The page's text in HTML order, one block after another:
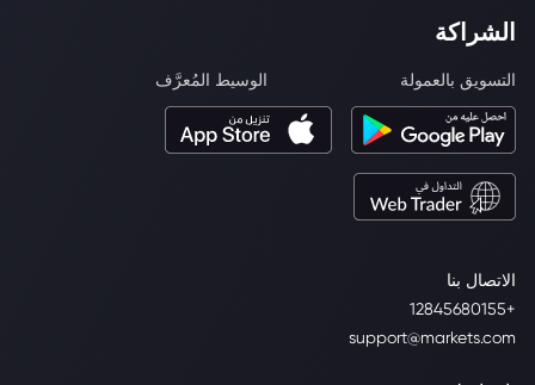
الاتصال بنا
+12845680155
support@markets.com
الشراكة
التسويق بالعمولة الوسيط المُعرَّف